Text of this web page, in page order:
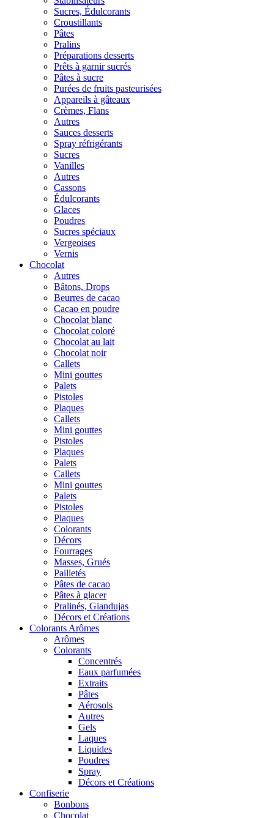
Sucres, Édulcorants
Croustillants
Pâtes
Pralins
Préparations desserts
Prêts à garnir sucrés
Pâtes à sucre
Purées de fruits pasteurisées
Appareils à gâteaux
Crèmes, Flans
Autres
Sauces desserts
Spray réfrigérants
Sucres
Vanilles
Autres
Cassons
Édulcorants
Glaces
Poudres
Sucres spéciaux
Vergeoises
Vernis
Chocolat
Autres
Bâtons, Drops
Beurres de cacao
Cacao en poudre
Chocolat blanc
Chocolat coloré
Chocolat au lait
Chocolat noir
Callets
Mini gouttes
Palets
Pistoles
Plaques
Callets
Mini gouttes
Pistoles
Plaques
Palets
Callets
Mini gouttes
Palets
Pistoles
Plaques
Colorants
Décors
Fourrages
Masses, Grués
Pailletés
Pâtes de cacao
Pâtes à glacer
Pralinés, Giandujas
Décors et Créations
Colorants Arômes
Arômes
Colorants
Concentrés
Eaux parfumées
Extraits
Pâtes
Aérosols
Autres
Gels
Laques
Liquides
Poudres
Spray
Décors et Créations
Confiserie
Bonbons
Chocolat